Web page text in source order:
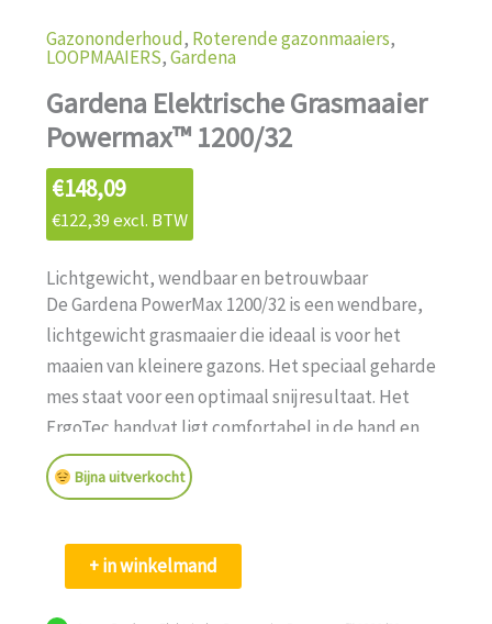
Gazononderhoud, Roterende gazonmaaiers,
LOOPMAAIERS,Gardena
Gardena Elektrische Grasmaaier
Powermax™ 1200/32
€148,09
€122,39excl. BTW
Lichtgewicht, wendbaar en betrouwbaar
De Gardena PowerMax 1200/32 is een wendbare,
lichtgewicht grasmaaier die ideaal is voor het
maaien van kleinere gazons. Het speciaal geharde
mes staat voor een optimaal snijresultaat. Het
ErgoTec handvat ligt comfortabel in de hand en
maakt het eenvoudig om de grasmaaier te duwen.
Het instellen van de maaihoogte kan eenvoudig
QuickFit-functie. Extra graskammen aan de
zijkanten zorgen ervoor dat ook het gras langs
muren en stoepranden perfect wordt gemaaid.
Bijna uitverkocht
Gardena
Elektrische
+ in winkelmand